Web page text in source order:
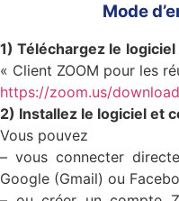
Mode
1) Téléchargez le logiciel
« Client ZOOM pour les
https://zoom.us/
2) Installez le logiciel et
Vous pouvez
– vous connecter
Google (Gmail) ou